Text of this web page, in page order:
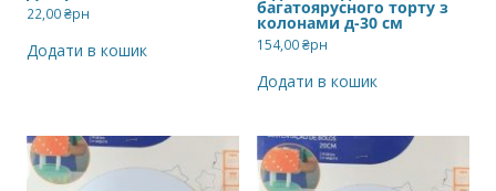
22,00₴рн
Додати в кошик
багатоярусного торту з
колонами д-30 см
154,00₴рн
Додати в кошик